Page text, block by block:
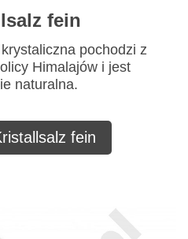
fein
pochodzi z
Himalajów i jest
naturalna.
fein